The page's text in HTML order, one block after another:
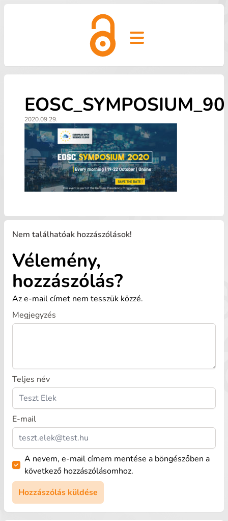
Open main menu
2020.09.29.
Nem találhatóak hozzászólások!
Vélemény,
hozzászólás?
Az e-mail címet nem tesszük közzé.
Megjegyzés
Teljes név
E-mail
A nevem, e-mail címem mentése a böngészőben a
következő hozzászólásomhoz.